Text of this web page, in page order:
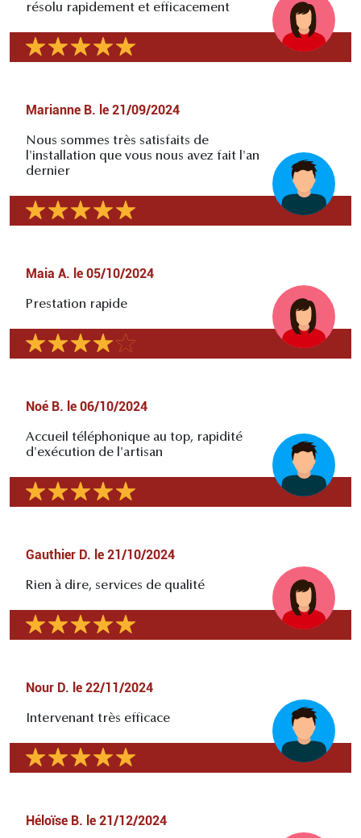
résolu rapidement et efficacement
Marianne B. le 21/09/2024
Nous sommes très satisfaits de
l'installation que vous nous avez fait l'an
dernier
Maia A. le 05/10/2024
Prestation rapide
Noé B. le 06/10/2024
Accueil téléphonique au top, rapidité
d'exécution de l'artisan
Gauthier D. le 21/10/2024
Rien à dire, services de qualité
Nour D. le 22/11/2024
Intervenant très efficace
Héloïse B. le 21/12/2024